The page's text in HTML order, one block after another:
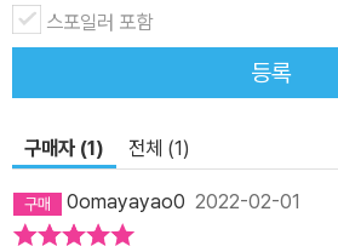
스포일러 포함
등록
구매자 (1) 전체 (1)
0omayayao0 2022-02-01